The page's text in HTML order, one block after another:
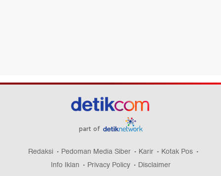
part of
Redaksi Pedoman Media Siber Karir
Kotak Pos
Info Iklan
Privacy Policy Disclaimer